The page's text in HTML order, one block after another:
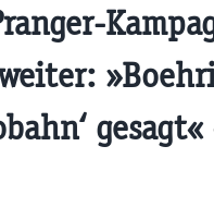
gesagt«